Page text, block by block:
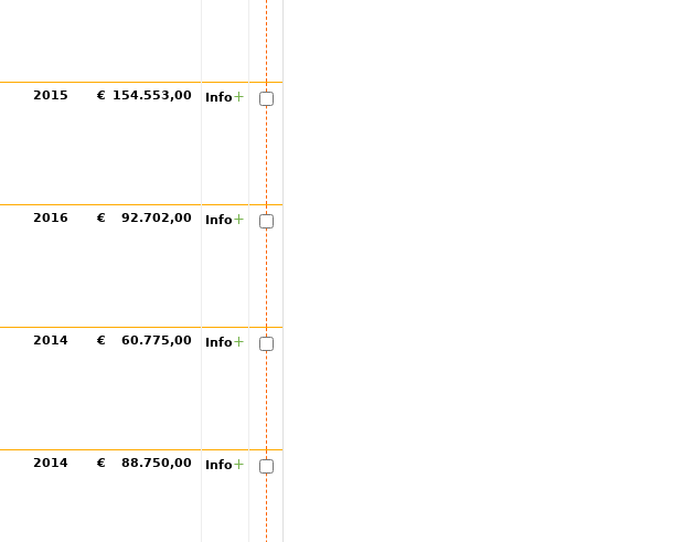
2015 € 154.553,00 Info+
2016 € 92.702,00 Info+
2014 € 60.775,00 Info+
2014 € 88.750,00 Info+